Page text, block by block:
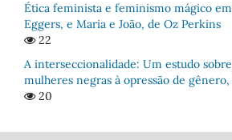
Ética feminista e feminismo mágico
Eggers, e Maria e João, de Oz Perkins
22
A interseccionalidade: Um estudo
mulheres negras à opressão de gênero,
20